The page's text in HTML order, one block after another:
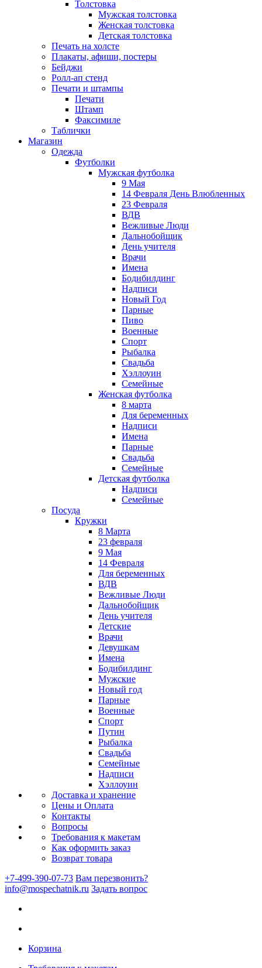
Толстовка
Мужская толстовка
Женская толстовка
Детская толстовка
Печать на холсте
Плакаты, афиши, постеры
Бейджи
Ролл-ап стенд
Печати и штампы
Печати
Штамп
Факсимиле
Таблички
Магазин
Одежда
Футболки
Мужская футболка
9 Мая
14 Февраля День Влюбленных
23 Февраля
ВДВ
Вежливые Люди
Дальнобойщик
День учителя
Врачи
Имена
Бодибилдинг
Надписи
Новый Год
Парные
Пиво
Военные
Спорт
Рыбалка
Свадьба
Хэллоуин
Семейные
Женская футболка
8 марта
Для беременных
Надписи
Имена
Парные
Свадьба
Семейные
Детская футболка
Надписи
Семейные
Посуда
Кружки
8 Марта
23 февраля
9 Мая
14 Февраля
Для беременных
ВДВ
Вежливые Люди
Дальнобойщик
День учителя
Детские
Врачи
Девушкам
Имена
Бодибилдинг
Мужские
Новый год
Парные
Военные
Спорт
Путин
Рыбалка
Свадьба
Семейные
Надписи
Хэллоуин
Доставка и хранение
Цены и Оплата
Контакты
Вопросы
Требования к макетам
Как оформить заказ
Возврат товара
+7-499-390-07-73 Вам перезвонить?
info@mospechatnik.ru Задать вопрос
Корзина